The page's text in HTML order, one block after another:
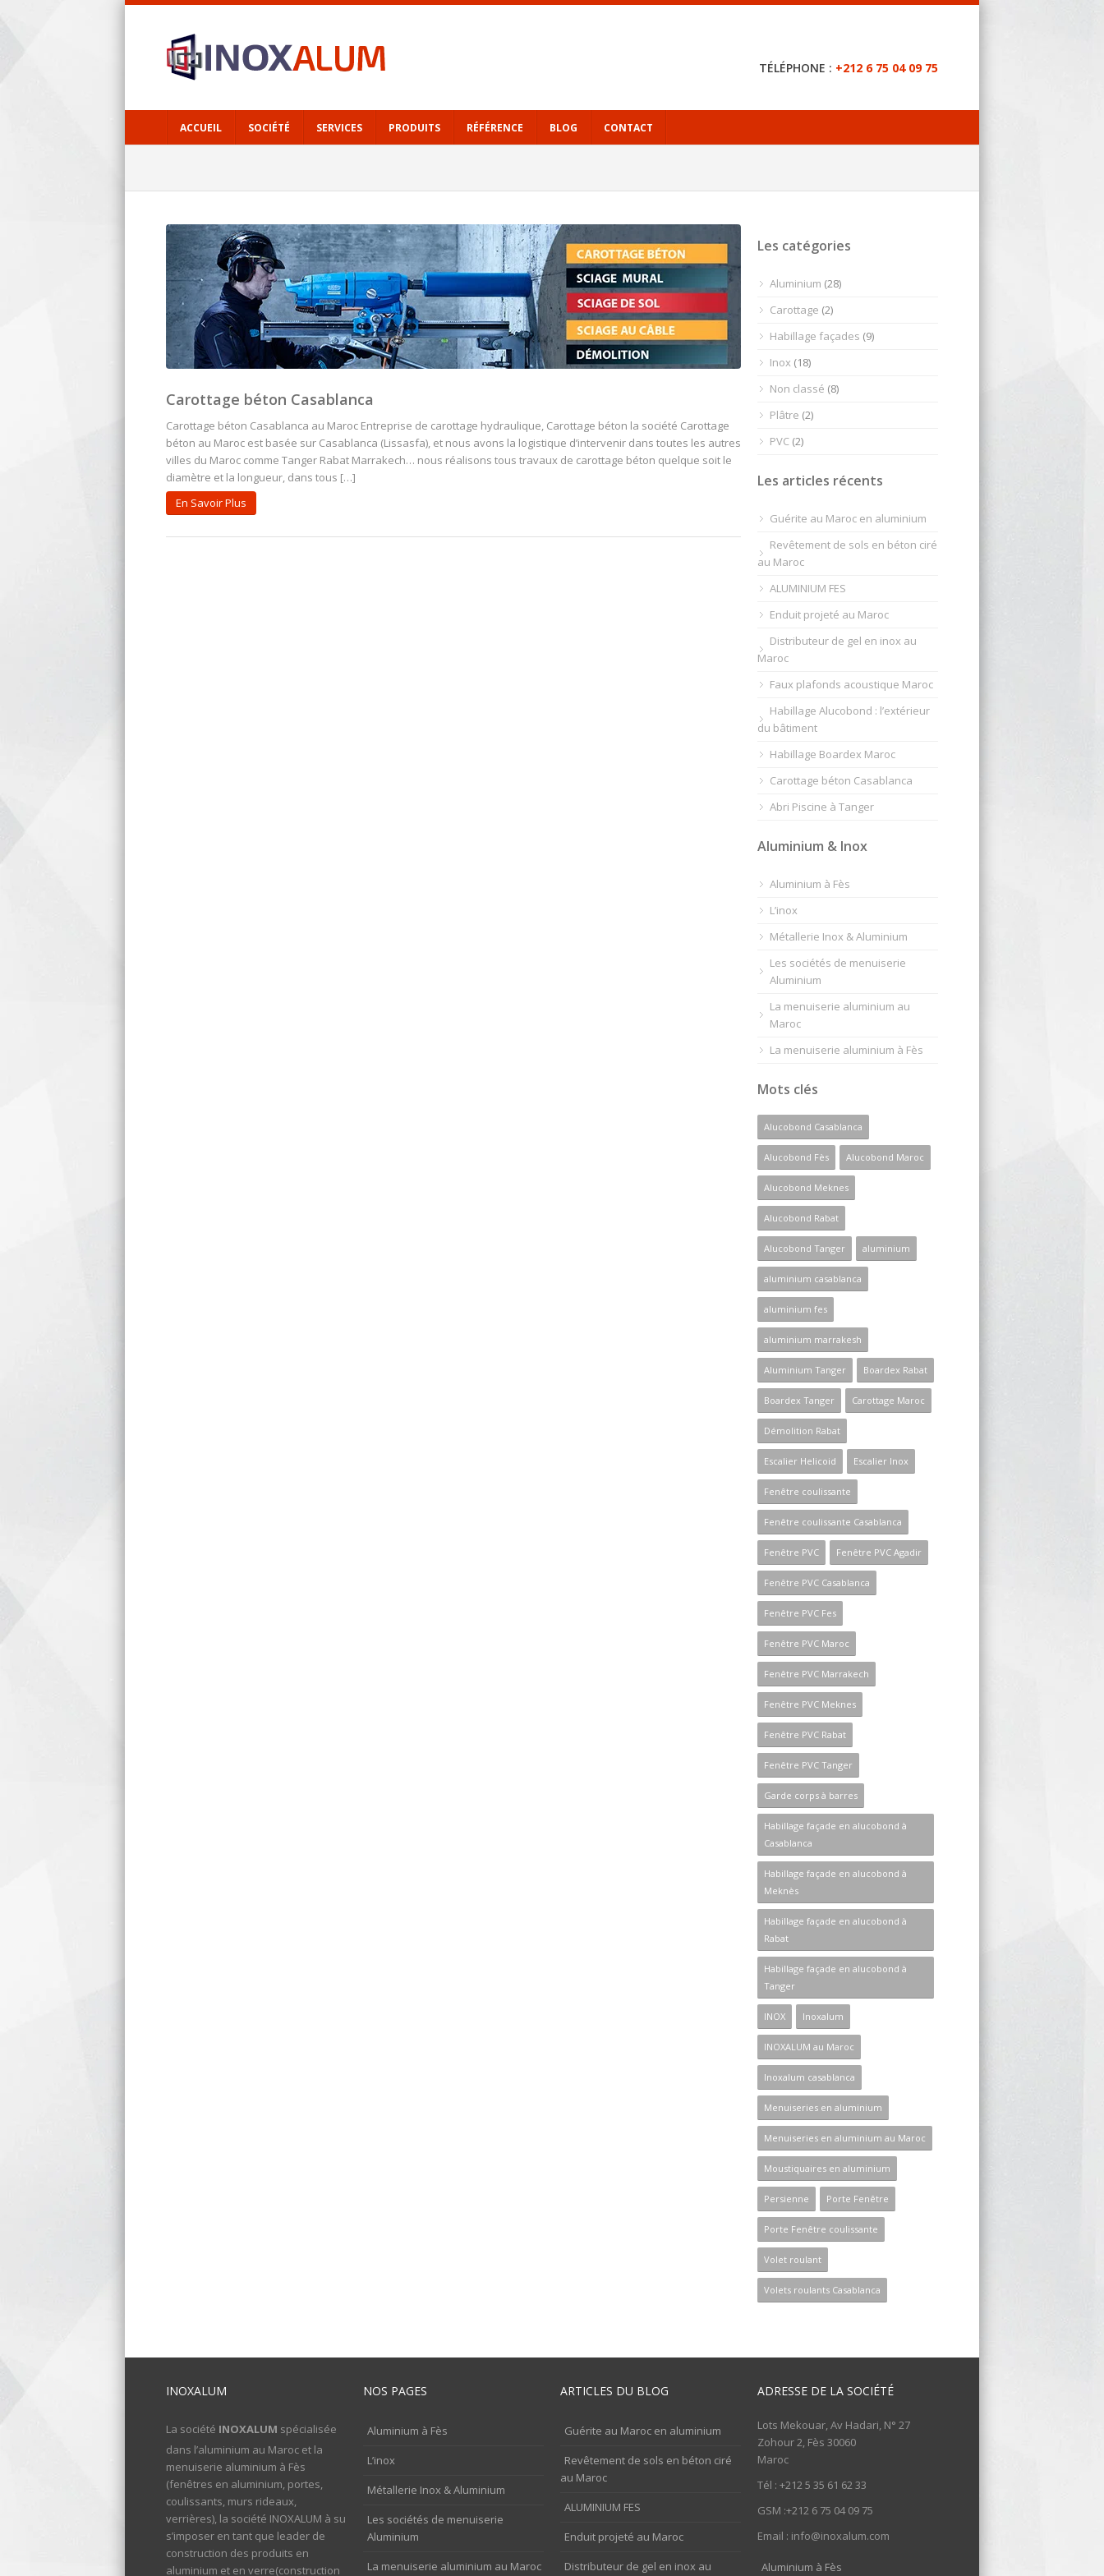
TÉLÉPHONE : +212 6 75 04 09 75
ACCUEIL SOCIÉTÉ SERVICES PRODUITS RÉFÉRENCE BLOG CONTACT
Carottage béton Casablanca
Carottage béton Casablanca au Maroc Entreprise de carottage hydraulique, Carottage béton la société Carottage
béton au Maroc est basée sur Casablanca (Lissasfa), et nous avons la logistique d’intervenir dans toutes les autres
villes du Maroc comme Tanger Rabat Marrakech… nous réalisons tous travaux de carottage béton quelque soit le
diamètre et la longueur, dans tous […]
En Savoir Plus
Les catégories
Aluminium (28)
Carottage (2)
Habillage façades (9)
Inox (18)
Non classé (8)
Plâtre (2)
PVC (2)
Les articles récents
Guérite au Maroc en aluminium
Revêtement de sols en béton ciré
au Maroc
ALUMINIUM FES
Enduit projeté au Maroc
Distributeur de gel en inox au
Maroc
Faux plafonds acoustique Maroc
Habillage Alucobond : l’extérieur
du bâtiment
Habillage Boardex Maroc
Carottage béton Casablanca
Abri Piscine à Tanger
Aluminium & Inox
Aluminium à Fès
L’inox
Métallerie Inox & Aluminium
Les sociétés de menuiserie
Aluminium
La menuiserie aluminium au
Maroc
La menuiserie aluminium à Fès
Mots clés
Alucobond Casablanca
Alucobond Fès Alucobond Maroc
Alucobond Meknes
Alucobond Rabat
Alucobond Tanger aluminium
aluminium casablanca
aluminium fes
aluminium marrakesh
Aluminium Tanger Boardex Rabat
Boardex Tanger Carottage Maroc
Démolition Rabat
Escalier Helicoid Escalier Inox
Fenêtre coulissante
Fenêtre coulissante Casablanca
Fenêtre PVC Fenêtre PVC Agadir
Fenêtre PVC Casablanca
Fenêtre PVC Fes
Fenêtre PVC Maroc
Fenêtre PVC Marrakech
Fenêtre PVC Meknes
Fenêtre PVC Rabat
Fenêtre PVC Tanger
Garde corps à barres
Habillage façade en alucobond à
Casablanca
Habillage façade en alucobond à
Meknès
Habillage façade en alucobond à
Rabat
Habillage façade en alucobond à
Tanger
INOX Inoxalum
INOXALUM au Maroc
Inoxalum casablanca
Menuiseries en aluminium
Menuiseries en aluminium au Maroc
Moustiquaires en aluminium
Persienne Porte Fenêtre
Porte Fenêtre coulissante
Volet roulant
Volets roulants Casablanca
INOXALUM
La société INOXALUM spécialisée
dans l’aluminium au Maroc et la
menuiserie aluminium à Fès
(fenêtres en aluminium, portes,
coulissants, murs rideaux,
verrières), la société INOXALUM à su
s’imposer en tant que leader de
construction des produits en
aluminium et en verre(construction
NOS PAGES
Aluminium à Fès
L’inox
Métallerie Inox & Aluminium
Les sociétés de menuiserie
Aluminium
La menuiserie aluminium au Maroc
ARTICLES DU BLOG
Guérite au Maroc en aluminium
Revêtement de sols en béton ciré
au Maroc
ALUMINIUM FES
Enduit projeté au Maroc
Distributeur de gel en inox au
ADRESSE DE LA SOCIÉTÉ
Lots Mekouar, Av Hadari, N° 27
Zohour 2, Fès 30060
Maroc
Tél : +212 5 35 61 62 33
GSM :+212 6 75 04 09 75
Email : info@inoxalum.com
Aluminium à Fès